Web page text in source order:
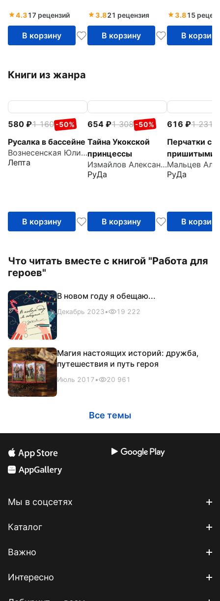
4.317 рецензий
В корзину
3.821 рецензия
В корзину
3.815
В корзину
Книги из жанра
580 1 160 -50%
Русалка в бассейне
Вознесенская Юлия Николаевна
Лепта
В корзину
654 1 308 -50%
Тайна Укокской
принцессы
Измайлов Александр
РуДа
В корзину
616 1 231
Перчатки с
пришитыми
пальцами
РуДа
В корзину
Что читать вместе с книгой "Работа для
героев"
В новом году я обещаю...
Декабрь 2023• 19 222
Магия настоящих историй: дружба,
путешествия и путь героя
Июль 2017• 20 961
Все темы
Мы в соцсетях
Каталог
Важно
Интересно